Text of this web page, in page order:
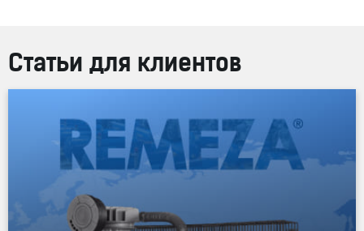
Статьи для клиентов
официального сайта завода remeza.com ⭐"
title="REMEZA
и Студия Борового представили
имиджевую версию официального сайта завода
remeza.com ⭐" />